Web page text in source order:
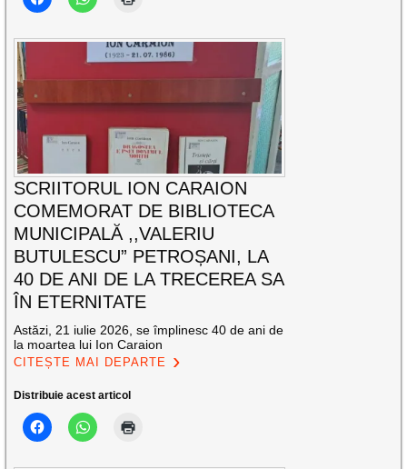
SCRIITORUL ION CARAION
COMEMORAT DE BIBLIOTECA
MUNICIPALĂ ,,VALERIU
BUTULESCU” PETROȘANI, LA
40 DE ANI DE LA TRECEREA SA
ÎN ETERNITATE
Astăzi, 21 iulie 2026, se împlinesc 40 de ani de
la moartea lui Ion Caraion
CITEȘTE MAI DEPARTE
Distribuie acest articol